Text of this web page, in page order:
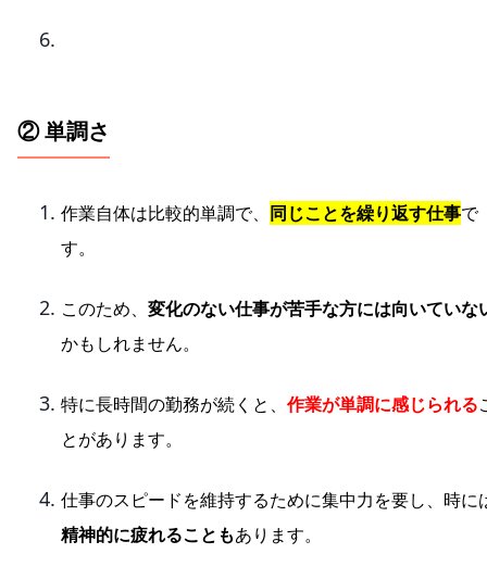
② 単調さ
作業自体は比較的単調で、 同じことを繰り返す仕事で
す。
このため、 変化のない仕事が苦手な方には向いていな
かもしれません。
特に長時間の勤務が続くと、 作業が単調に感じられる
とがあります。
仕事のスピードを維持するために集中力を要し、時に
精神的に疲れることもあります。